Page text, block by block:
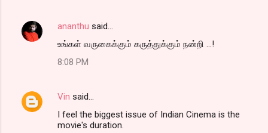
ananthu said…
உங்கள் வருகைக்கும் கருத்துக்கும் நன்றி ...!
8:08 PM
Vin said…
I feel the biggest issue of Indian Cinema is the
movie's duration.